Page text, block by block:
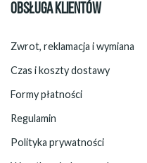
OBSŁUGA KLIENTÓW
Zwrot, reklamacja i wymiana
Czas i koszty dostawy
Formy płatności
Regulamin
Polityka prywatności